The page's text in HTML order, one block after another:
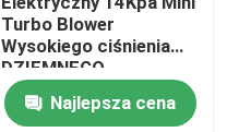
Turbo Blower
Wysokiego ciśnienia
DZIEMNEGO
DZIAŁOWANIA dla
ogniw paliwowych 5kw
Najlepsza cena